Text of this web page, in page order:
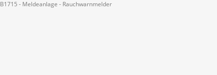
B1715 - Meldeanlage - Rauchwarnmelder